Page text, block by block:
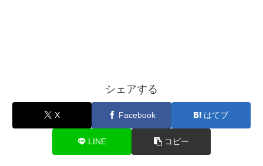
シェアする
X Facebook はてブ
LINE コピー